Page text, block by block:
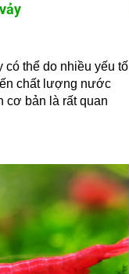
có thể do nhiều yếu tố
chất lượng nước
cơ bản là rất quan